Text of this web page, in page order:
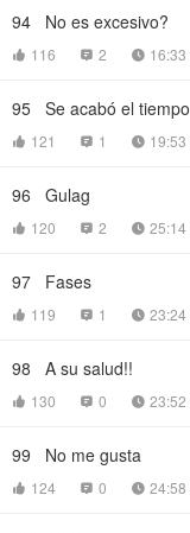
94 No es excesivo?
 116  2  16:33
95 Se acabó el tiempo
 121  1  19:53
96 Gulag
 120  2  25:14
97 Fases
 119  1  23:24
98 A su salud!!
 130  0  23:52
99 No me gusta
 124  0  24:58